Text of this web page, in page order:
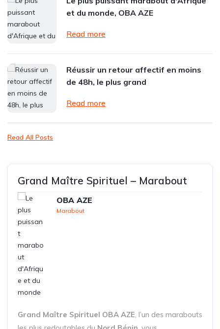
et du monde, OBA AZE
Read more
Réussir un retour affectif en moins
de 48h, le plus grand
Read more
Read All Posts
Grand Maître Spirituel – Marabout
OBA AZE
Marabout
Grand Maître Spirituel OBA AZE, l’un des marabouts